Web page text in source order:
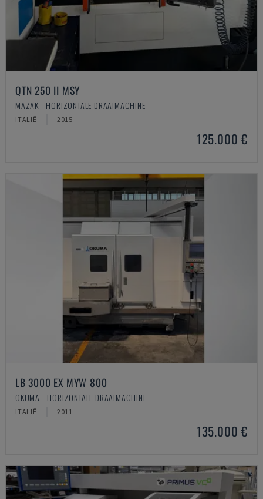
QTN 250 II MSY
MAZAK - HORIZONTALE DRAAIMACHINE
ITALIË 2015
125.000 €
LB 3000 EX MYW 800
OKUMA - HORIZONTALE DRAAIMACHINE
ITALIË 2011
135.000 €